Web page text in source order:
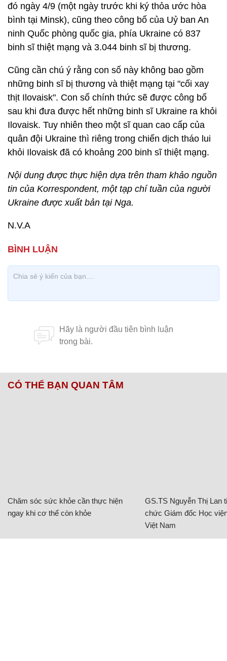
đó ngày 4/9 (một ngày trước khi ký thỏa ước hòa
bình tại Minsk), cũng theo công bố của Uỷ ban An
ninh Quốc phòng quốc gia, phía Ukraine có 837
binh sĩ thiệt mạng và 3.044 binh sĩ bị thương.
Cũng cần chú ý rằng con số này không bao gồm
những binh sĩ bị thương và thiệt mạng tại "cối xay
thịt Ilovaisk". Con số chính thức sẽ được công bố
sau khi đưa được hết những binh sĩ Ukraine ra khỏi
Ilovaisk. Tuy nhiên theo một sĩ quan cao cấp của
quân đội Ukraine thì riêng trong chiến dịch tháo lui
khỏi Ilovaisk đã có khoảng 200 binh sĩ thiệt mạng.
Nội dung được thực hiện dựa trên tham khảo nguồn
tin của Korrespondent, một tạp chí tuần của người
Ukraine được xuất bản tại Nga.
N.V.A
CÓ THỂ BẠN QUAN TÂM
Chăm sóc sức khỏe cần thực hiện
ngay khi cơ thể còn khỏe
GS.TS Nguyễn Thị Lan
chức Giám đốc Học
Việt Nam